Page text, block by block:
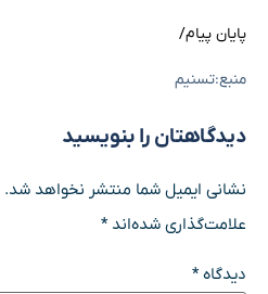
پایان پیام/
منبع:تسنیم
دیدگاهتان را بنویسید
نشانی ایمیل شما منتشر نخواهد شد.
علامت‌گذاری شده‌اند*
دیدگاه*